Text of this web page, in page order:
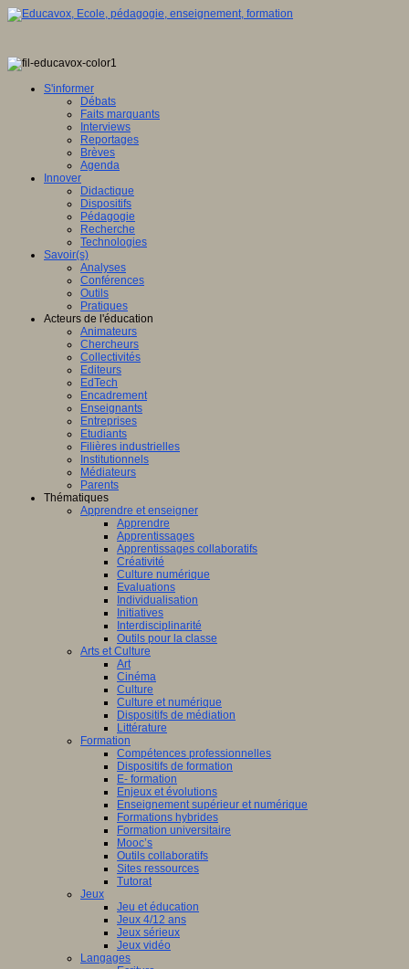
S'informer
Débats
Faits marquants
Interviews
Reportages
Brèves
Agenda
Innover
Didactique
Dispositifs
Pédagogie
Recherche
Technologies
Savoir(s)
Analyses
Conférences
Outils
Pratiques
Acteurs de l'éducation
Animateurs
Chercheurs
Collectivités
Editeurs
EdTech
Encadrement
Enseignants
Entreprises
Etudiants
Filières industrielles
Institutionnels
Médiateurs
Parents
Thématiques
Apprendre et enseigner
Apprendre
Apprentissages
Apprentissages collaboratifs
Créativité
Culture numérique
Evaluations
Individualisation
Initiatives
Interdisciplinarité
Outils pour la classe
Arts et Culture
Art
Cinéma
Culture
Culture et numérique
Dispositifs de médiation
Littérature
Formation
Compétences professionnelles
Dispositifs de formation
E- formation
Enjeux et évolutions
Enseignement supérieur et numérique
Formations hybrides
Formation universitaire
Mooc’s
Outils collaboratifs
Sites ressources
Tutorat
Jeux
Jeu et éducation
Jeux 4/12 ans
Jeux sérieux
Jeux vidéo
Langages